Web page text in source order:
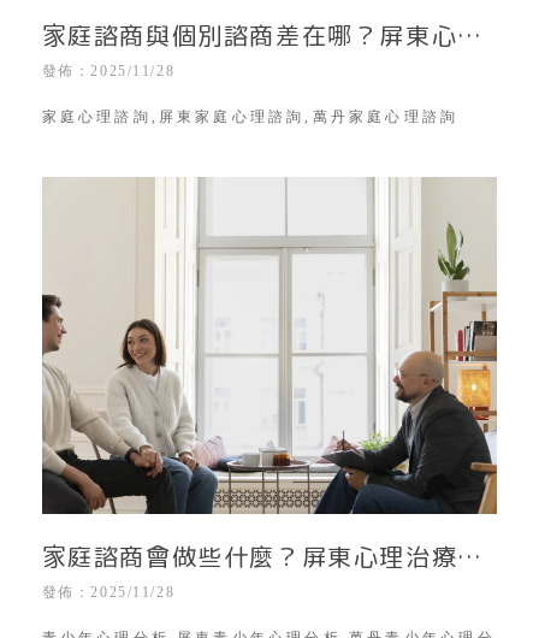
家庭諮商與個別諮商差在哪？屏東心理
治療｜屏東心理諮商所｜屏東家庭心理
諮商｜屏東親子關係改善｜屏東個別心
發佈：2025/11/28
家庭心理諮詢,屏東家庭心理諮詢,萬丹家庭心理諮詢
家庭諮商會做些什麼？屏東心理治療｜
屏東心理諮商所｜屏東親子心理諮詢｜
屏東家庭心理諮商｜屏東親子關係改善
發佈：2025/11/28